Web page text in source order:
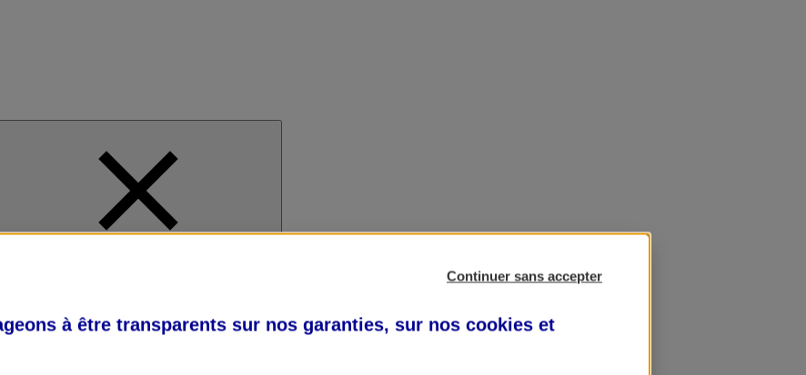
Continuer sans accepter
à être transparents sur nos garanties, sur nos cookies et